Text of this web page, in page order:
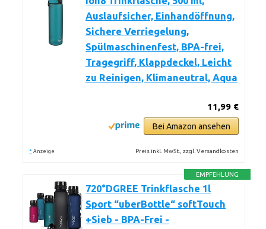
Auslaufsicher, Einhandöffnung,
Sichere Verriegelung,
Spülmaschinenfest, BPA-frei,
Tragegriff, Klappdeckel, Leicht
zu Reinigen, Klimaneutral, Aqua
11,99 €
Bei Amazon ansehen
* Anzeige Preis inkl. MwSt., zzgl. Versandkosten
EMPFEHLUNG
720°DGREE Trinkflasche 1l
Sport “uberBottle“ softTouch
+Sieb - BPA-Frei -